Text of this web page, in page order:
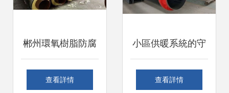
郴州環氧樹脂防腐
鋼管廠家代理商與
查看詳情
小區供暖系統的守
護者 聚氨酯保溫鋼
查看詳情